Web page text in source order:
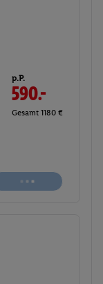
p.P.
590.-
Gesamt 1180 €